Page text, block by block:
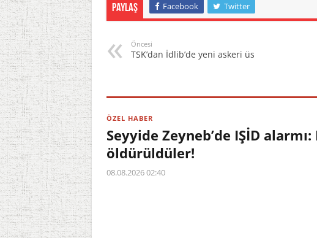
Paylaş Facebook Twitter
Öncesi
TSK’dan İdlib’de yeni askeri üs
ÖZEL HABER
Seyyide Zeyneb’de IŞİD
öldürüldüler!
08.08.2026 02:40